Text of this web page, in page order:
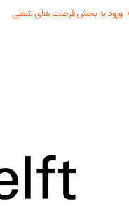
‹ورودبه بخش فرصت های شغلی